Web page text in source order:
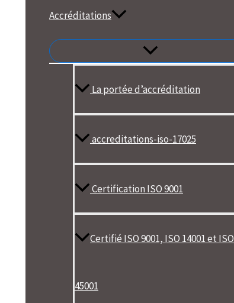
Accréditations
La portée d’accréditation
accreditations-iso-17025
Certification ISO 9001
Certifié ISO 9001, ISO 14001 et ISO
45001